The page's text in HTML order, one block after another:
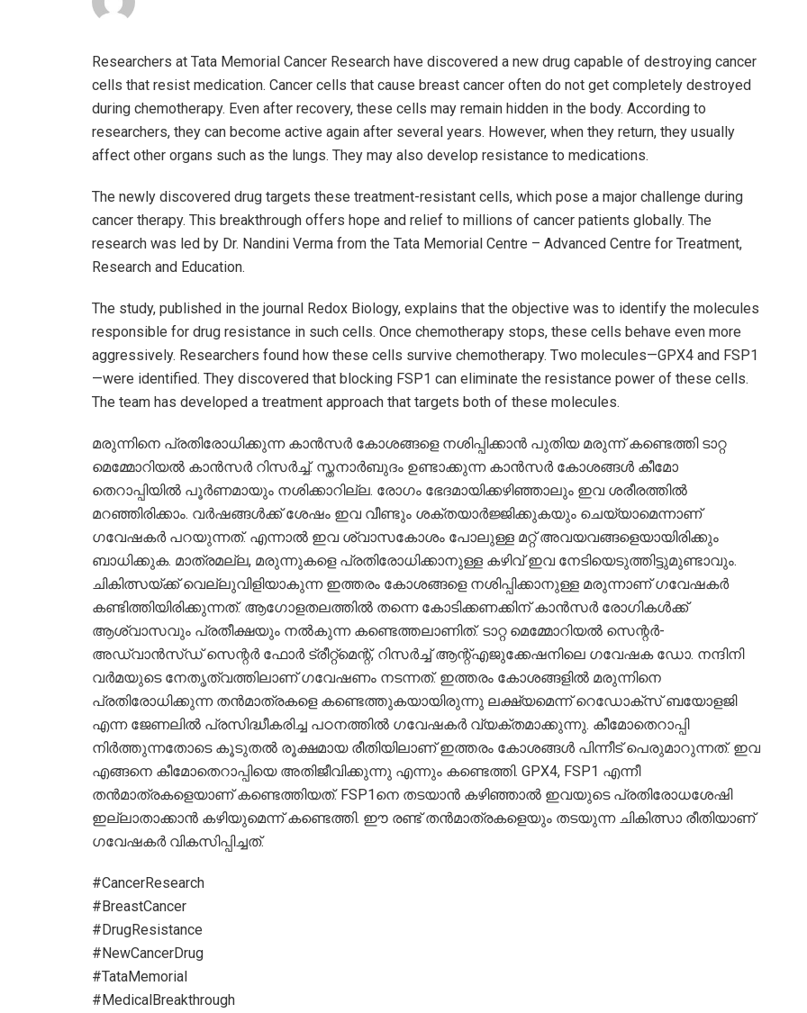
Researchers at Tata Memorial Cancer Research have discovered a new drug capable of destroying cancer
cells that resist medication. Cancer cells that cause breast cancer often do not get completely destroyed
during chemotherapy. Even after recovery, these cells may remain hidden in the body. According to
researchers, they can become active again after several years. However, when they return, they usually
affect other organs such as the lungs. They may also develop resistance to medications.
The newly discovered drug targets these treatment-resistant cells, which pose a major challenge during
cancer therapy. This breakthrough offers hope and relief to millions of cancer patients globally. The
research was led by Dr. Nandini Verma from the Tata Memorial Centre – Advanced Centre for Treatment,
Research and Education.
The study, published in the journal Redox Biology, explains that the objective was to identify the molecules
responsible for drug resistance in such cells. Once chemotherapy stops, these cells behave even more
aggressively. Researchers found how these cells survive chemotherapy. Two molecules—GPX4 and FSP1
—were identified. They discovered that blocking FSP1 can eliminate the resistance power of these cells.
The team has developed a treatment approach that targets both of these molecules.
മരുന്നിനെ പ്രതിരോധിക്കുന്ന കാൻസർ കോശങ്ങളെ നശിപ്പിക്കാൻ പുതിയ മരുന്ന് കണ്ടെത്തി ടാറ്റ
മെമ്മോറിയൽ കാൻസർ റിസർച്ച്. സ്തനാർബുദം ഉണ്ടാക്കുന്ന കാൻസർ കോശങ്ങൾ കീമോ
തെറാപ്പിയിൽ പൂർണമായും നശിക്കാറില്ല. രോഗം ഭേദമായിക്കഴിഞ്ഞാലും ഇവ ശരീരത്തിൽ
മറഞ്ഞിരിക്കാം. വർഷങ്ങൾക്ക് ശേഷം ഇവ വീണ്ടും ശക്തയാർജ്ജിക്കുകയും ചെയ്യാമെന്നാണ്
ഗവേഷകർ പറയുന്നത്. എന്നാൽ ഇവ ശ്വാസകോശം പോലുള്ള മറ്റ് അവയവങ്ങളെയായിരിക്കും
ബാധിക്കുക. മാത്രമല്ല, മരുന്നുകളെ പ്രതിരോധിക്കാനുള്ള കഴിവ് ഇവ നേടിയെടുത്തിട്ടുമുണ്ടാവും.
ചികിത്സയ്ക്ക് വെല്ലുവിളിയാകുന്ന ഇത്തരം കോശങ്ങളെ നശിപ്പിക്കാനുള്ള മരുന്നാണ് ഗവേഷകർ
കണ്ടിത്തിയിരിക്കുന്നത്. ആഗോളതലത്തിൽ തന്നെ കോടിക്കണക്കിന് കാൻസർ രോഗികൾക്ക്
ആശ്വാസവും പ്രതീക്ഷയും നൽകുന്ന കണ്ടെത്തലാണിത്. ടാറ്റ മെമ്മോറിയൽ സെന്റർ-
അഡ്വാൻസ്ഡ് സെന്റർ ഫോർ ട്രീറ്റ്‌മെന്റ്, റിസർച്ച് ആന്റ്എജുക്കേഷനിലെ ഗവേഷക ഡോ. നന്ദിനി
വർമയുടെ നേതൃത്വത്തിലാണ് ഗവേഷണം നടന്നത്. ഇത്തരം കോശങ്ങളിൽ മരുന്നിനെ
പ്രതിരോധിക്കുന്ന തൻമാത്രകളെ കണ്ടെത്തുകയായിരുന്നു ലക്ഷ്യമെന്ന് റെഡോക്‌സ് ബയോളജി
എന്ന ജേണലിൽ പ്രസിദ്ധീകരിച്ച പഠനത്തിൽ ഗവേഷകർ വ്യക്തമാക്കുന്നു. കീമോതെറാപ്പി
നിർത്തുന്നതോടെ കൂടുതൽ രൂക്ഷമായ രീതിയിലാണ് ഇത്തരം കോശങ്ങൾ പിന്നീട് പെരുമാറുന്നത്. ഇവ
എങ്ങനെ കീമോതെറാപ്പിയെ അതിജീവിക്കുന്നു എന്നും കണ്ടെത്തി. GPX4, FSP1 എന്നീ
തൻമാത്രകളെയാണ് കണ്ടെത്തിയത്. FSP1നെ തടയാൻ കഴിഞ്ഞാൽ ഇവയുടെ പ്രതിരോധശേഷി
ഇല്ലാതാക്കാൻ കഴിയുമെന്ന് കണ്ടെത്തി. ഈ രണ്ട് തൻമാത്രകളെയും തടയുന്ന ചികിത്സാ രീതിയാണ്
ഗവേഷകർ വികസിപ്പിച്ചത്.
#CancerResearch
#BreastCancer
#DrugResistance
#NewCancerDrug
#TataMemorial
#MedicalBreakthrough